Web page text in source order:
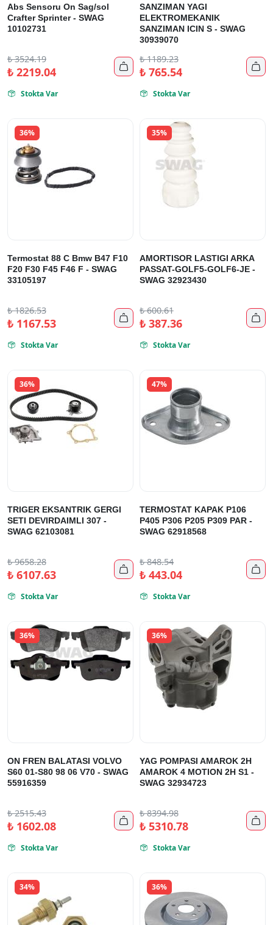
Abs Sensoru On Sag/sol
Crafter Sprinter - SWAG
10102731
₺3524.19
₺2219.04 
 Stokta Var
SANZIMAN YAGI
ELEKTROMEKANIK
SANZIMAN ICIN S - SWAG
30939070
₺1189.23
₺765.54 
 Stokta Var
36%
Termostat 88 C Bmw B47 F10
F20 F30 F45 F46 F - SWAG
33105197
₺1826.53
₺1167.53 
 Stokta Var
35%
AMORTISOR LASTIGI ARKA
PASSAT-GOLF5-GOLF6-JE -
SWAG 32923430
₺600.61
₺387.36 
 Stokta Var
36%
TRIGER EKSANTRIK GERGI
SETI DEVIRDAIMLI 307 -
SWAG 62103081
₺9658.28
₺6107.63 
 Stokta Var
47%
TERMOSTAT KAPAK P106
P405 P306 P205 P309 PAR -
SWAG 62918568
₺848.54
₺443.04 
 Stokta Var
36%
ON FREN BALATASI VOLVO
S60 01-S80 98 06 V70 - SWAG
55916359
₺2515.43
₺1602.08 
 Stokta Var
36%
YAG POMPASI AMAROK 2H
AMAROK 4 MOTION 2H S1 -
SWAG 32934723
₺8394.98
₺5310.78 
 Stokta Var
34% 36%